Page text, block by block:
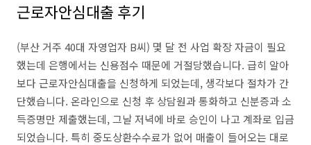
근로자안심대출 후기
(부산 거주 40대 자영업자 B씨) 몇 달 전 사업 확장 자금이 필요
했는데 은행에서는 신용점수 때문에 거절당했습니다. 급히 알아
보다 근로자안심대출을 신청하게 되었는데, 생각보다 절차가 간
단했습니다. 온라인으로 신청 후 상담원과 통화하고 신분증과 소
득증명만 제출했는데, 그날 저녁에 바로 승인이 나고 계좌로 입금
되었습니다. 특히 중도상환수수료가 없어 매출이 들어오는 대로